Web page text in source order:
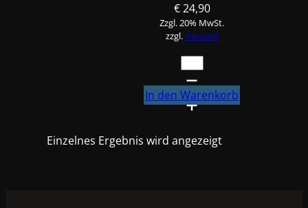
€24,90
Zzgl. 20% MwSt.
zzgl.Versand
Motorrad
Kennzeichenhalter
in
Karo
2
In den Warenkorb
Einzelnes Ergebnis wird angezeigt